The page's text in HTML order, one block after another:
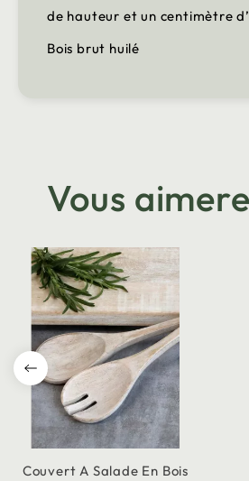
de hauteur et un centimètre
Bois brut huilé
Vous
Couvert A Salade En Bois